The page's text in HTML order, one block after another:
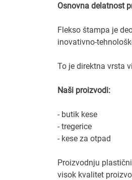
Osnovna delatnost
Flekso štampa je
inovativno-
To je direktna vrsta
Naši proizvodi:
- butik kese
- tregerice
- kese za otpad
Proizvodnju
visok kvalitet